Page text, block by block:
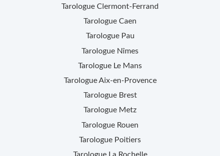
Tarologue Clermont-Ferrand
Tarologue Caen
Tarologue Pau
Tarologue Nîmes
Tarologue Le Mans
TarologueAix-en-Provence
Tarologue Brest
Tarologue Metz
Tarologue Rouen
Tarologue Poitiers